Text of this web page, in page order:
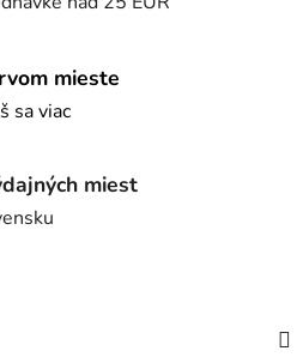
mieste
sa viac
miest